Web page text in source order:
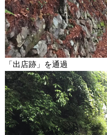
「出店跡」を通過